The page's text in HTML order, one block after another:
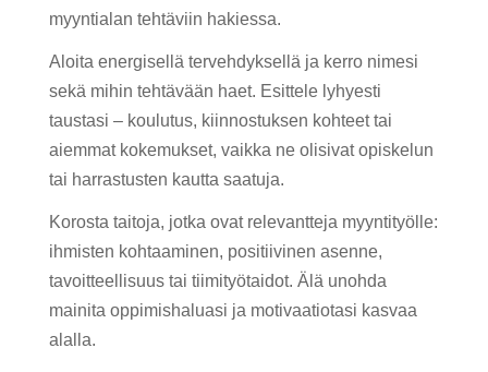
myyntialan tehtäviin hakiessa.
Aloita energisellä tervehdyksellä ja kerro nimesi
sekä mihin tehtävään haet. Esittele lyhyesti
taustasi – koulutus, kiinnostuksen kohteet tai
aiemmat kokemukset, vaikka ne olisivat opiskelun
tai harrastusten kautta saatuja.
Korosta taitoja, jotka ovat relevantteja myyntityölle:
ihmisten kohtaaminen, positiivinen asenne,
tavoitteellisuus tai tiimityötaidot. Älä unohda
mainita oppimishaluasi ja motivaatiotasi kasvaa
alalla.